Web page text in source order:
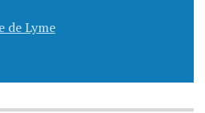
de Lyme